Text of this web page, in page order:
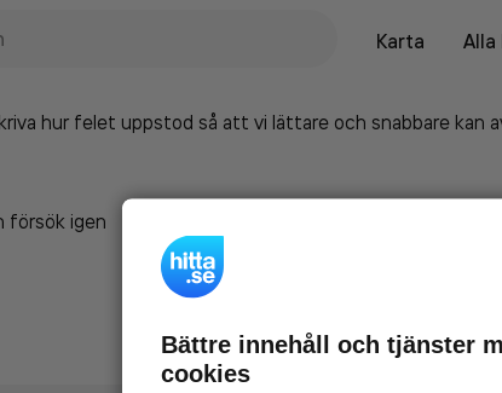
Karta
hur felet uppstod så att vi lättare och snabbare kan
försök igen
Bättre innehåll och tjänster
cookies